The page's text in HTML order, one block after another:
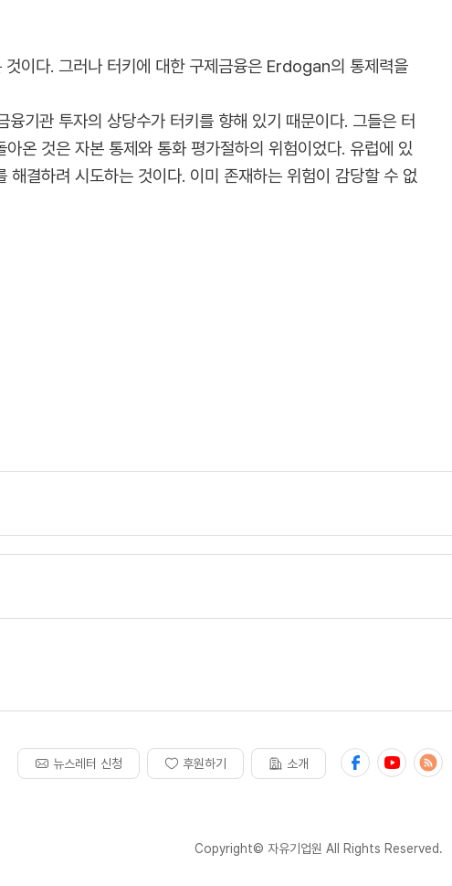
이다. 그러나 터키에 대한 구제금융은 Erdogan의 통제력을
기관 투자의 상당수가 터키를 향해 있기 때문이다. 그들은 터
온 것은 자본 통제와 통화 평가절하의 위험이었다. 유럽에 있
결하려 시도하는 것이다. 이미 존재하는 위험이 감당할 수 없
뉴스레터 신청 후원하기 소개
Copyright© 자유기업원 All Rights Reserved.